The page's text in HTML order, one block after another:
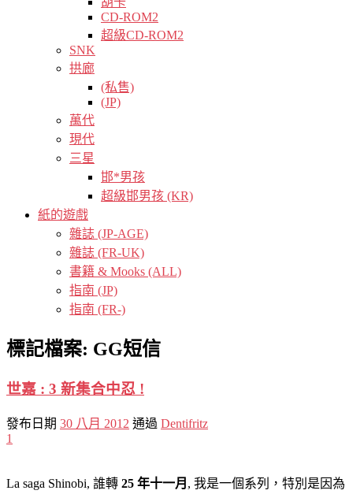
CD-ROM2
超級CD-ROM2
SNK
拱廊
(私售)
(JP)
萬代
現代
三星
邯*男孩
超級邯男孩 (KR)
紙的遊戲
雜誌 (JP-AGE)
雜誌 (FR-UK)
書籍 & Mooks (ALL)
指南 (JP)
指南 (FR-)
標記檔案: GG短信
世嘉 : 3 新集合中忍 !
發布日期 30 八月 2012 通過 Dentifritz
1
La saga Shinobi, 誰轉 25 年十一月 , 我是一個系列，特別是因為